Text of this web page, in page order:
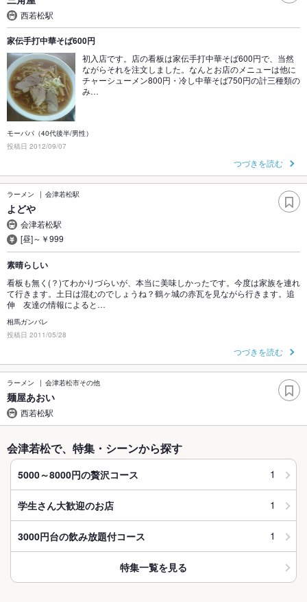
西若松駅
家伝手打中華そば600円
初入店です。店の看板は家伝手打中華そば600円で、当然
ながらそれを注文しました。なんとお店のメニューは他に
チャーシューメン800円・冷し中華そば750円の計三種類の
み…
モーパパ（40代後半/男性）
投稿日 2012/09/07
つづきを読む
ラーメン 会津若松駅
よどや
会津若松駅
[昼]～￥999
素晴らしい
看板も無く(？)てわかりづらいが、本当に美味しかったです。今度は家族を連れ
て行きます。土日は混むのでしょうね？鶴ヶ城の赤瓦を見ながら行きます。追
伸 友達の情報によると…
相馬ガンバレ
投稿日 2011/05/28
つづきを読む
ラーメン 会津若松市その他
麺屋あおい
西若松駅
会津若松で、特集・シーンから探す
5000～8000円の贅沢コース 1
学生さん大歓迎のお店 1
3000円台の飲み放題付コース 1
特集一覧を見る